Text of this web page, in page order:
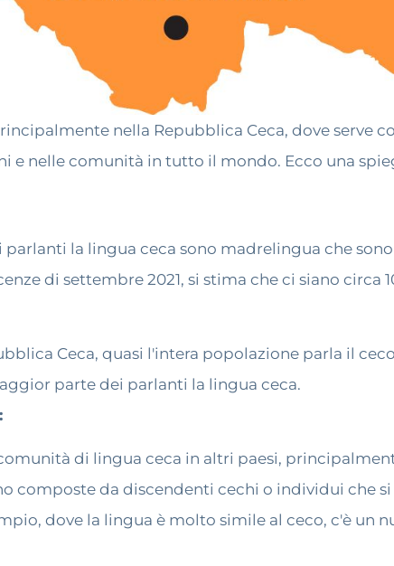
nella Repubblica Ceca, dove serve
e nelle comunità in tutto il mondo. Ecco una
la lingua ceca sono madrelingua che
di settembre 2021, si stima che ci siano circa
Ceca, quasi l'intera popolazione parla il
parte dei parlanti la lingua ceca.
di lingua ceca in altri paesi,
composte da discendenti cechi o individui che
dove la lingua è molto simile al ceco, c'è un